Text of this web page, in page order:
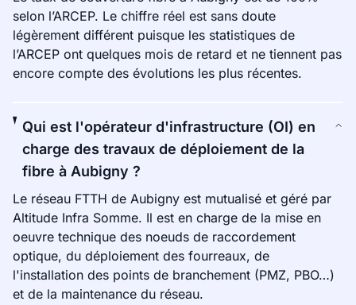
selon l’ARCEP. Le chiffre réel est sans doute
légèrement différent puisque les statistiques de
l’ARCEP ont quelques mois de retard et ne tiennent pas
encore compte des évolutions les plus récentes.
Qui est l'opérateur d'infrastructure (OI) en
charge des travaux de déploiement de la
fibre à Aubigny ?
Le réseau FTTH de Aubigny est mutualisé et géré par
Altitude Infra Somme. Il est en charge de la mise en
oeuvre technique des noeuds de raccordement
optique, du déploiement des fourreaux, de
l'installation des points de branchement (PMZ, PBO…)
et de la maintenance du réseau.